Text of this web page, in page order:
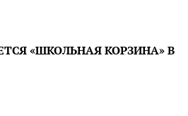
«ШКОЛЬНАЯ КОРЗИНА» В